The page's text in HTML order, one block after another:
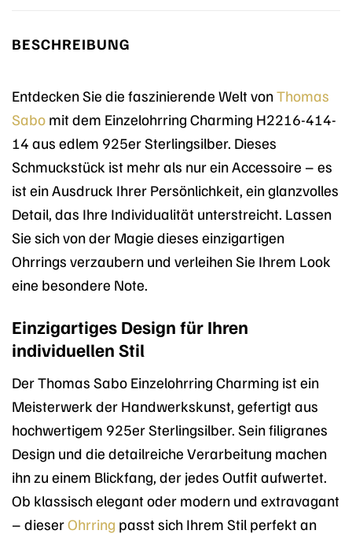
BESCHREIBUNG
Entdecken Sie die faszinierende Welt vonThomas
Sabo mit dem Einzelohrring Charming H2216-414-
14 aus edlem 925er Sterlingsilber. Dieses
Schmuckstück ist mehr als nur ein Accessoire – es
ist ein Ausdruck Ihrer Persönlichkeit, ein glanzvolles
Detail, das Ihre Individualität unterstreicht. Lassen
Sie sich von der Magie dieses einzigartigen
Ohrrings verzaubern und verleihen Sie Ihrem Look
eine besondere Note.
Einzigartiges Design für Ihren
individuellen Stil
Der Thomas Sabo Einzelohrring Charming ist ein
Meisterwerk der Handwerkskunst, gefertigt aus
hochwertigem 925er Sterlingsilber. Sein filigranes
Design und die detailreiche Verarbeitung machen
ihn zu einem Blickfang, der jedes Outfit aufwertet.
Ob klassisch elegant oder modern und extravagant
– dieserOhrring passt sich Ihrem Stil perfekt an